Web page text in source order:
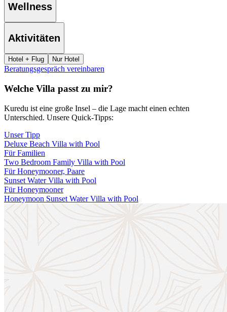
Wellness
Aktivitäten
Hotel + Flug Nur Hotel
Beratungsgespräch vereinbaren
Welche Villa passt zu mir?
Kuredu ist eine große Insel – die Lage macht einen echten
Unterschied. Unsere Quick-Tipps:
Unser Tipp
Deluxe Beach Villa with Pool
Für Familien
Two Bedroom Family Villa with Pool
Für Honeymooner, Paare
Sunset Water Villa with Pool
Für Honeymooner
Honeymoon Sunset Water Villa with Pool